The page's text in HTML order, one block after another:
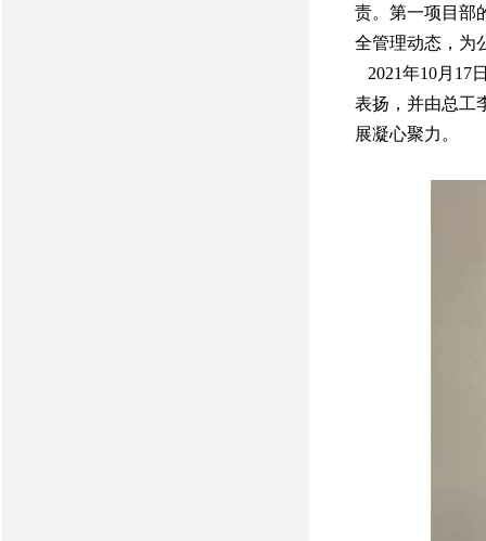
责。第一项目部
全管理动态，为
2021年10月17
表扬，并由总工
展凝心聚力。